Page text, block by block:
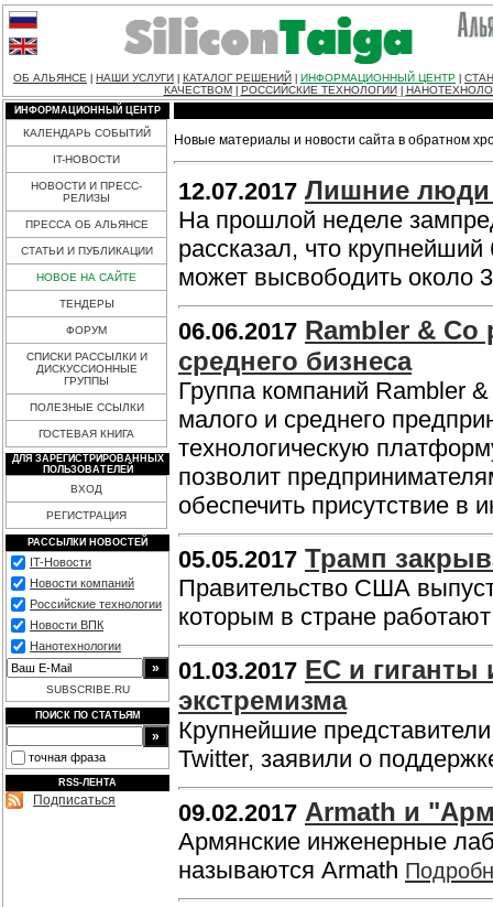
ОБ АЛЬЯНСЕ НАШИ УСЛУГИ КАТАЛОГ РЕШЕНИЙ ИНФОРМАЦИОННЫЙ ЦЕНТР
КАЧЕСТВОМ
РОССИЙСКИЕ ТЕХНОЛОГИИ
ИНФОРМАЦИОННЫЙ ЦЕНТР
КАЛЕНДАРЬ СОБЫТИЙ
IT-НОВОСТИ
НОВОСТИ И ПРЕСС-
РЕЛИЗЫ
ПРЕССА ОБ АЛЬЯНСЕ
СТАТЬИ И ПУБЛИКАЦИИ
НОВОЕ НА САЙТЕ
ТЕНДЕРЫ
ФОРУМ
СПИСКИ РАССЫЛКИ И
ДИСКУССИОННЫЕ
ГРУППЫ
ПОЛЕЗНЫЕ ССЫЛКИ
ГОСТЕВАЯ КНИГА
ДЛЯ ЗАРЕГИСТРИРОВАННЫХ
ПОЛЬЗОВАТЕЛЕЙ
ВХОД
РЕГИСТРАЦИЯ
РАССЫЛКИ НОВОСТЕЙ
IT-Новости
Новости компаний
Российские технологии
Новости ВПК
Нанотехнологии
SUBSCRIBE.RU
ПОИСК ПО СТАТЬЯМ
точная фраза
RSS-ЛЕНТА
Подписаться
Новые материалы и новости сайта в обратном
12.07.2017 Лишние люди
На прошлой неделе
рассказал, что
может высвободить около
06.06.2017 Rambler & Co
среднего бизнеса
Группа компаний Rambler
малого и среднего
технологическую
позволит
обеспечить присутствие в
05.05.2017 Трамп
Правительство США
которым в стране
01.03.2017 ЕС и гиганты
экстремизма
Крупнейшие
Twitter, заявили о
09.02.2017 Armath и
Армянские инженерные
называются Armath